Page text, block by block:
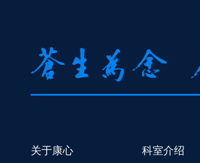
关于康心 科室介绍